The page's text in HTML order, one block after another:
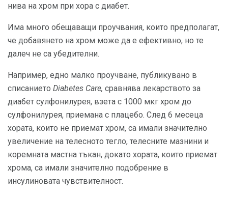
нива на хром при хора с диабет.
Има много обещаващи проучвания, които предполагат,
че добавянето на хром може да е ефективно, но те
далеч не са убедителни.
Например, едно малко проучване, публикувано в
списанието Diabetes Care, сравнява лекарството за
диабет сулфонилурея, взета с 1000 мкг хром до
сулфонилурея, приемана с плацебо. След 6 месеца
хората, които не приемат хром, са имали значително
увеличение на телесното тегло, телесните мазнини и
коремната мастна тъкан, докато хората, които приемат
хрома, са имали значително подобрение в
инсулиновата чувствителност.